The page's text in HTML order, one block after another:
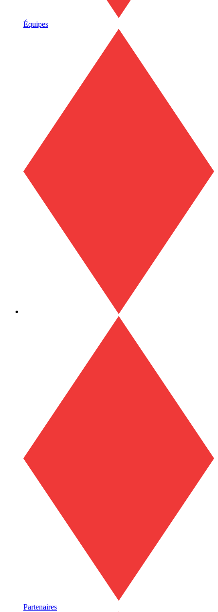
Équipes
Partenaires